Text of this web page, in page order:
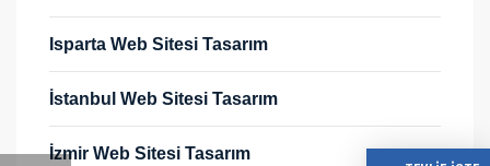
Isparta Web Sitesi Tasarım
İstanbul Web Sitesi Tasarım
İzmir Web Sitesi Tasarım